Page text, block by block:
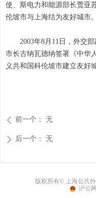
使、斯电力和能源部长贾亚
伦坡市与上海结为友好城市。
2003年8月11日，外交
市长古纳瓦德纳签署《中华
义共和国科伦坡市建立友好
ꄴ 前一个： 无
ꄲ 后一个： 无
版权所有© 上海公共
沪公